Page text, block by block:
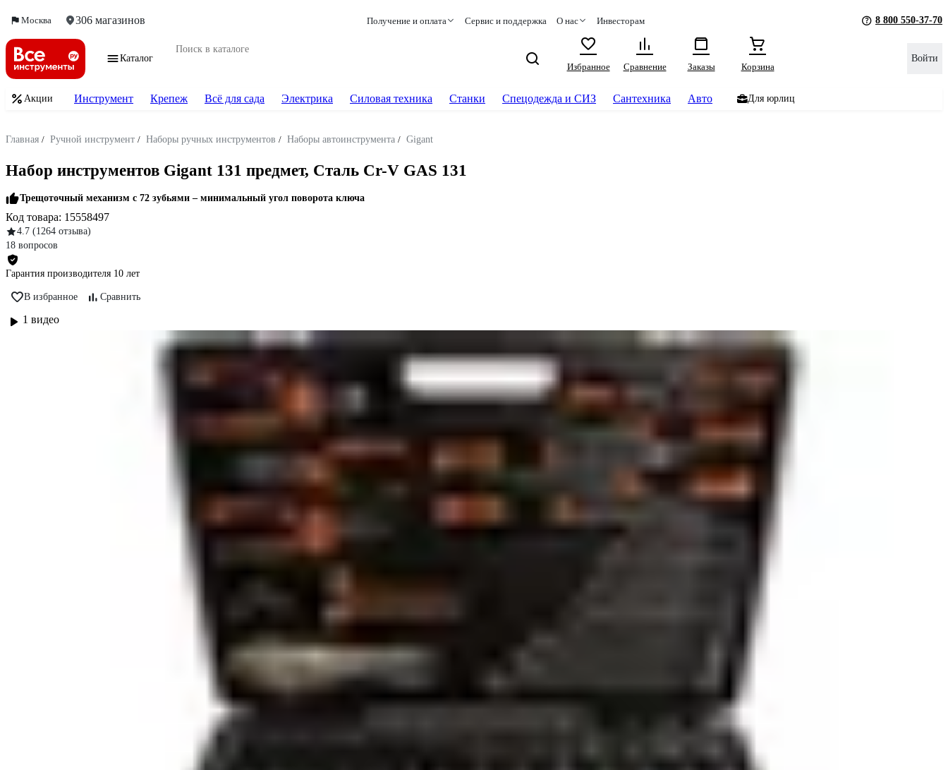
Москва 306 магазинов Получение и оплата Сервис и поддержка О нас Инвесторам 8 800 550-37-70
Каталог
Избранное
Сравнение Заказы Корзина
Войти
Акции Инструмент Крепеж Всё для сада Электрика Силовая техника Станки Спецодежда и СИЗ Сантехника Авто Для юрлиц
Главная / Ручной инструмент / Наборы ручных инструментов / Наборы автоинструмента / Gigant
Набор инструментов Gigant 131 предмет, Сталь Cr-V GAS 131
Трещоточный механизм с 72 зубьями – минимальный угол поворота ключа
Код товара: 15558497
4.7 (1264 отзыва)
18 вопросов
Гарантия производителя 10 лет
В избранное Сравнить
1 видео